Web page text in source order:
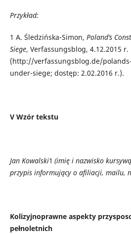
Przykład:
1 A. Śledzińska-Simon, Poland’s
Siege, Verfassungsblog, 4.12.2015 r.
(http://verfassungsblog.de/
under-siege; dostęp: 2.02.2016 r.).
V Wzór tekstu
Jan Kowalski1 (imię i nazwisko
przypis informujący o afiliacji, mailu,
Kolizyjnoprawne aspekty
pełnoletnich